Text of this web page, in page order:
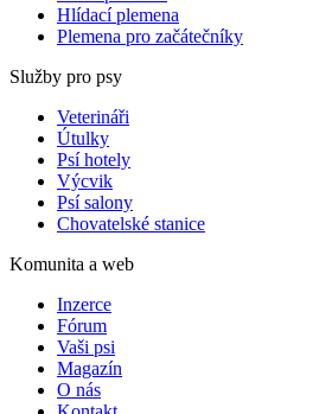
Hlídací plemena
Plemena pro začátečníky
Služby pro psy
Veterináři
Útulky
Psí hotely
Výcvik
Psí salony
Chovatelské stanice
Komunita a web
Inzerce
Fórum
Vaši psi
Magazín
O nás